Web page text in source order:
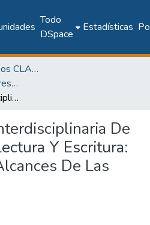
Todo
DSpace
Estadísticas
RedGuia / Congresos CLABES
Publicaciones del Congreso Internacional CLABES
La Experiencia Interdisciplinaria De Una Tutora De Lectura Y Escritura: Metodología Y Alcances De Las Tutorías
De
Y Escritura:
De Las